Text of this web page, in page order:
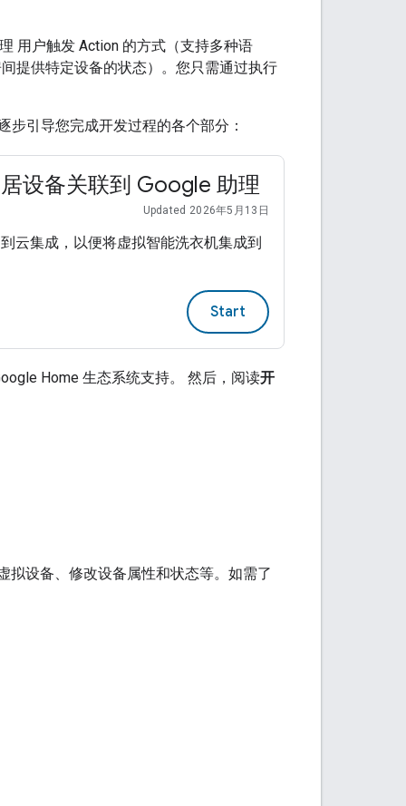
用户触发 Action 的方式（支持多种语
提供特定设备的状态）。您只需通过执行
步引导您完成开发过程的各个部分：
设备关联到 Google 助理
Updated 2026年5月13日
云集成，以便将虚拟智能洗衣机集成到
Start
Home 生态系统支持。 然后，阅读开
设备、修改设备属性和状态等。如需了